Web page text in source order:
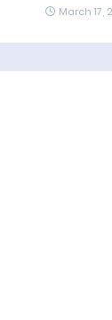
March 17,